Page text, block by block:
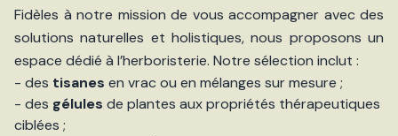
Fidèles à notre mission de vous accompagner avec des
solutions naturelles et holistiques, nous proposons un
espace dédié à l’herboristerie. Notre sélection inclut :
- des tisanes en vrac ou en mélanges sur mesure ;
- des gélules de plantes aux propriétés thérapeutiques
ciblées ;